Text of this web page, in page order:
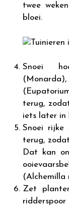
twee
bloei.
Snoei
(Monarda),
terug,
iets later in
Snoei rijke
terug,
Dat kan
(Alchemilla
Zet